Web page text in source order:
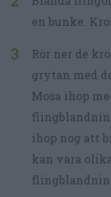
en bunke.
Rör ner de
grytan med
Mosa ihop
ihop nog att
kan vara